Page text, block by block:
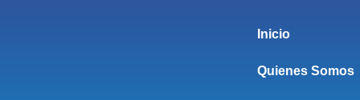
Inicio
Quienes Somos